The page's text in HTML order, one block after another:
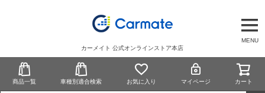
MENU
カーメイト 公式オンラインストア本店
商品一覧 車種別適合検索 お気に入り マイページ カート